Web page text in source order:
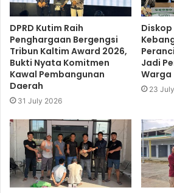
DPRD Kutim Raih
Penghargaan Bergengsi
Tribun Kaltim Award 2026,
Bukti Nyata Komitmen
Kawal Pembangunan
Daerah
31 July 2026
Diskop
Jadi
Warga
23